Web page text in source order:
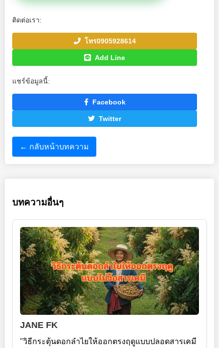
ติดต่อเรา:
โทร0905928614
Add Line
แชร์ข้อมูลนี้:
Facebook
Twitter
← กลับหน้าบทความ
บทความอื่นๆ
JANE FK
"วิธีกระตุ้นดอกลำไยให้ออกตรงฤดูแบบปลอดสารเคมี